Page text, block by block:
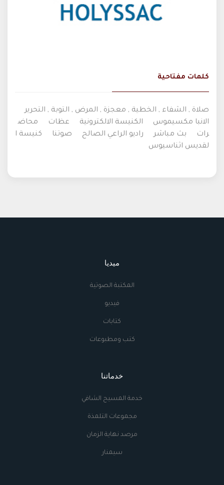
كلمات مفتاحية
صلاة , الشفاء , الخطية , معجزة , المرض , التوبة , التحرير
الانبا مكسيموس
الكنيسة الالكترونية عظات
محاض
رات
بث مباشر راديو الراعي الصالح صوتنا
كنيسة ا
لقديس اثناسيوس
ميديا
المكتبة الصوتية
فيديو
كتابات
كتب ومطبوعات
خدماتنا
خدمة المسيح الشافي
مجموعات التلمذة
مرصد نهاية الزمان
سيمنار